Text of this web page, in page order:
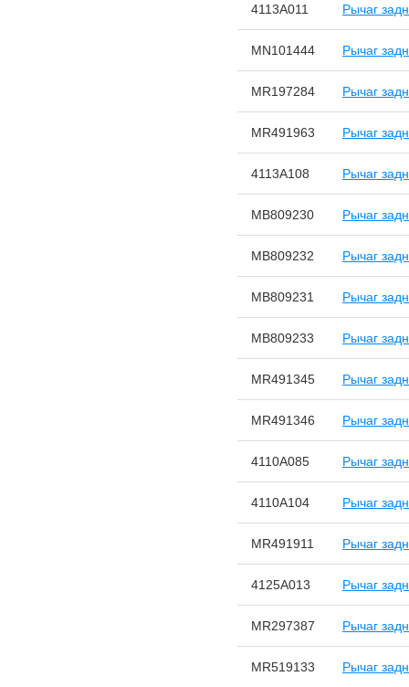
4113A011 Рычаг
MN101444 Рычаг
MR197284 Рычаг
MR491963 Рычаг
4113A108 Рычаг
MB809230 Рычаг
MB809232 Рычаг
MB809231 Рычаг
MB809233 Рычаг
MR491345 Рычаг
MR491346 Рычаг
4110A085 Рычаг
4110A104 Рычаг
MR491911 Рычаг
4125A013 Рычаг
MR297387 Рычаг
MR519133 Рычаг